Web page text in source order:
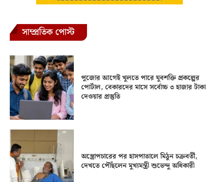
সাম্প্রতিক পোস্ট
পুজোর আগেই খুলতে পারে যুবশক্তি প্রকল্পের
পোর্টাল, বেকারদের মাসে সর্বোচ্চ ৩ হাজার টাকা
দেওয়ার প্রস্তুতি
অস্ত্রোপচারের পর হাসপাতালে মিঠুন চক্রবর্তী,
দেখতে পৌঁছলেন মুখ্যমন্ত্রী শুভেন্দু অধিকারী